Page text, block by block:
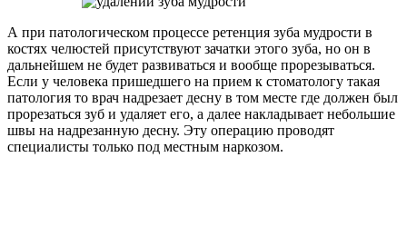
А при патологическом процессе ретенция зуба мудрости в
костях челюстей присутствуют зачатки этого зуба, но он в
дальнейшем не будет развиваться и вообще прорезываться.
Если у человека пришедшего на прием к стоматологу такая
патология то врач надрезает десну в том месте где должен был
прорезаться зуб и удаляет его, а далее накладывает небольшие
швы на надрезанную десну. Эту операцию проводят
специалисты только под местным наркозом.